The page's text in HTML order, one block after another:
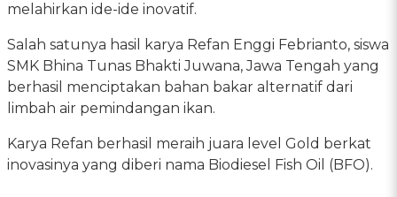
melahirkan ide-ide inovatif.
Salah satunya hasil karya Refan Enggi Febrianto, siswa
SMK Bhina Tunas Bhakti Juwana, Jawa Tengah yang
berhasil menciptakan bahan bakar alternatif dari
limbah air pemindangan ikan.
Karya Refan berhasil meraih juara level Gold berkat
inovasinya yang diberi nama Biodiesel Fish Oil (BFO).